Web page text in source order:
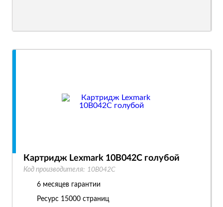
Картридж Lexmark 10B042C голубой
Код производителя: 10B042C
6 месяцев гарантии
Ресурс 15000 страниц